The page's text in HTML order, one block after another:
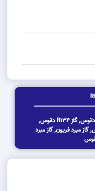
,گاز R134 دانوس
,
,گاز مبرد فریون,گاز مبرد